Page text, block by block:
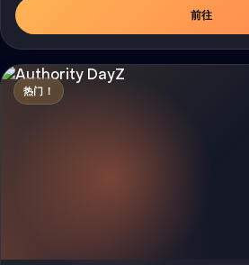
前往
热门！